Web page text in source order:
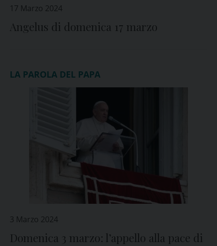
17 Marzo 2024
Angelus di domenica 17 marzo
LA PAROLA DEL PAPA
3 Marzo 2024
Domenica 3 marzo: l’appello alla pace di